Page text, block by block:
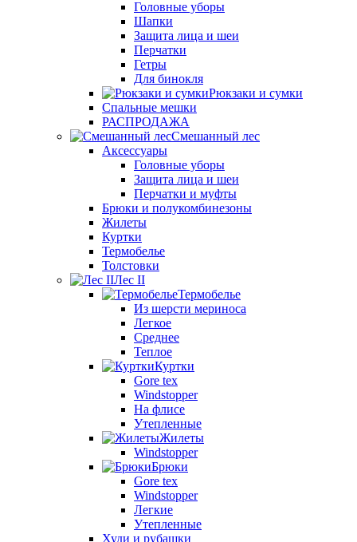
Головные уборы
Шапки
Защита лица и шеи
Перчатки
Гетры
Для бинокля
Рюкзаки и сумки
Спальные мешки
РАСПРОДАЖА
Смешанный лес
Аксессуары
Головные уборы
Защита лица и шеи
Перчатки и муфты
Брюки и полукомбинезоны
Жилеты
Куртки
Термобелье
Толстовки
Лес II
Термобелье
Из шерсти мериноса
Легкое
Среднее
Теплое
Куртки
Gore tex
Windstopper
На флисе
Утепленные
Жилеты
Windstopper
Брюки
Gore tex
Windstopper
Легкие
Утепленные
Худи и рубашки